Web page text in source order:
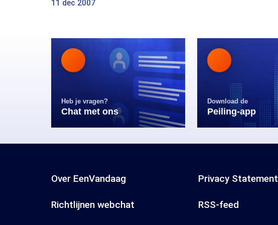
11 dec 2007
Heb je vragen?
Chat met ons
Download de
Peiling-app
Over EenVandaag Privacy Statement
Richtlijnen webchat RSS-feed